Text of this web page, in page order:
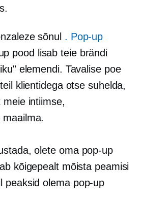
sõnul . Pop-up
pood lisab teie brändi
elemendi. Tavalise poe
klientidega otse suhelda,
meie intiimse,
maailma.
olete oma pop-up
kõigepealt mõista peamisi
peaksid olema pop-up